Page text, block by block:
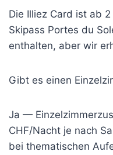
Die Illiez Card ist ab
Skipass Portes du
enthalten, aber wir
Gibt es einen
Ja —
CHF/Nacht je nach
bei thematischen